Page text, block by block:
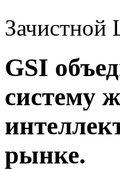
GSI
систему
рынке.